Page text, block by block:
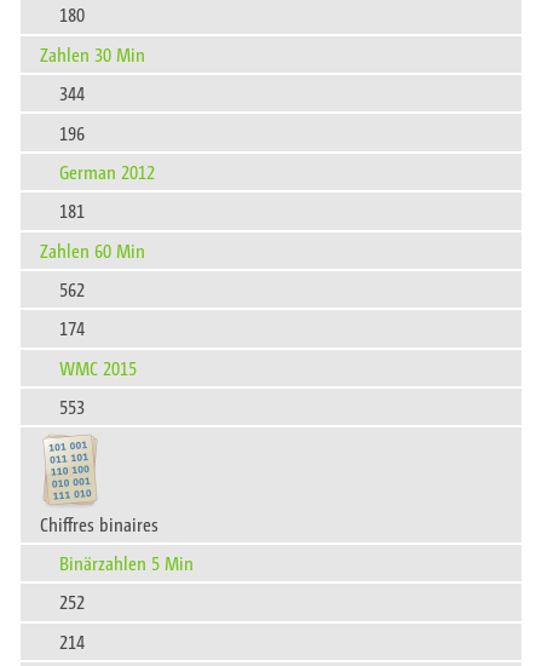
180
Zahlen 30 Min
344
196
German 2012
181
Zahlen 60 Min
562
174
WMC 2015
553
Chiffres binaires
Binärzahlen 5 Min
252
214